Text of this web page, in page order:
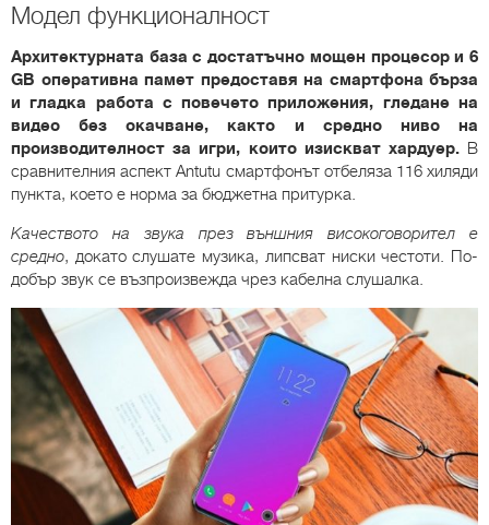
Модел функционалност
Архитектурната база с достатъчно мощен процесор и 6
GB оперативна памет предоставя на смартфона бърза
и гладка работа с повечето приложения, гледане на
видео без окачване, както и средно ниво на
производителност за игри, които изискват хардуер.В
сравнителния аспект Antutu смартфонът отбеляза 116 хиляди
пункта, което е норма за бюджетна притурка.
Качеството на звука през външния високоговорител е
средно, докато слушате музика, липсват ниски честоти. По-
добър звук се възпроизвежда чрез кабелна слушалка.